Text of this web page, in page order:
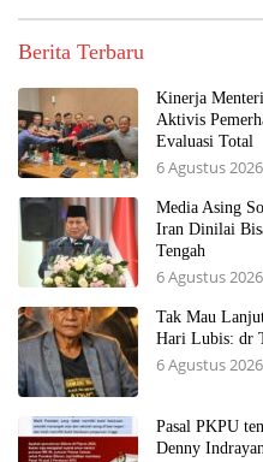
Berita Terbaru
Kinerja
Aktivis
Evaluasi Total
6 Agustus 2026
Media Asing
Iran Dinilai
Tengah
6 Agustus 2026
Tak Mau
Hari Lubis: dr
6 Agustus 2026
Pasal PKPU
Denny